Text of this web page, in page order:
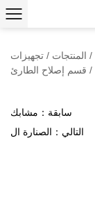
/ المنتجات /
/ قسم إصلاح الطارئ
سابقة：مشابك
التالي：الصنارة ال